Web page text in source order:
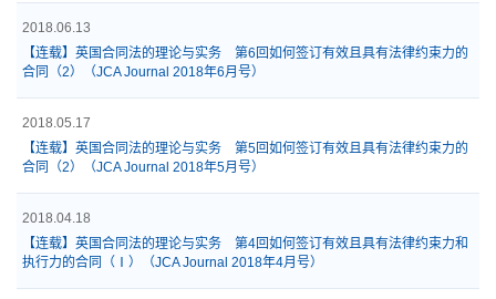
2018.06.13
【连载】英国合同法的理论与实务 第6回如何签订有效且具有法律约束力的
合同（2）（JCA Journal 2018年6月号）
2018.05.17
【连载】英国合同法的理论与实务 第5回如何签订有效且具有法律约束力的
合同（2）（JCA Journal 2018年5月号）
2018.04.18
【连载】英国合同法的理论与实务 第4回如何签订有效且具有法律约束力和
执行力的合同（Ⅰ）（JCA Journal 2018年4月号）